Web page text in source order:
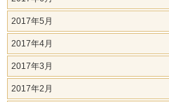
2017年5月
2017年4月
2017年3月
2017年2月